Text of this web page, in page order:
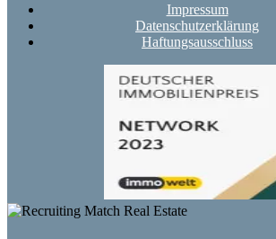
Impressum
Datenschutzerklärung
Haftungsausschluss